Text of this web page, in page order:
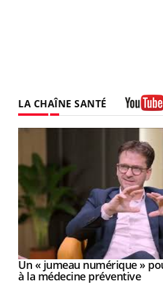
LA CHAÎNE SANTÉ
Youtube
Un « jumeau numérique »
à la médecine préventive